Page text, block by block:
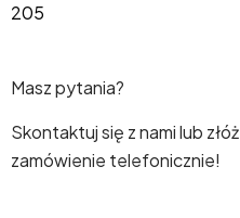
205
Masz pytania?
Skontaktuj się z nami lub złóż
zamówienie telefonicznie!